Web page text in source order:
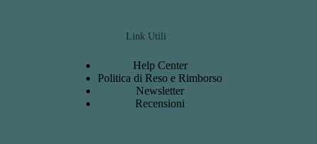
Link Utili
Help Center
Politica di Reso e Rimborso
Newsletter
Recensioni